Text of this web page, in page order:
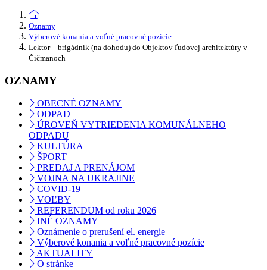
Oznamy
Výberové konania a voľné pracovné pozície
Lektor – brigádnik (na dohodu) do Objektov ľudovej architektúry v
Čičmanoch
OZNAMY
OBECNÉ OZNAMY
ODPAD
ÚROVEŇ VYTRIEDENIA KOMUNÁLNEHO
ODPADU
KULTÚRA
ŠPORT
PREDAJ A PRENÁJOM
VOJNA NA UKRAJINE
COVID-19
VOĽBY
REFERENDUM od roku 2026
INÉ OZNAMY
Oznámenie o prerušení el. energie
Výberové konania a voľné pracovné pozície
AKTUALITY
O stránke